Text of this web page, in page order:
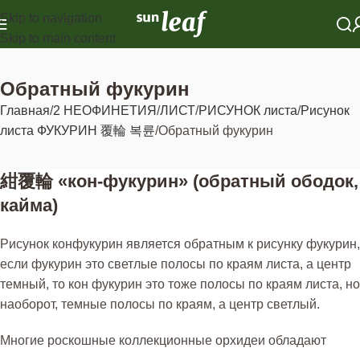
Skip to navigation
Skip to main content
Обратный фукурин
Главная 2 НЕОФИНЕТИЯ ЛИСТ РИСУНОК листа Рисунок
листа ФУКУРИН 覆輪 복륜 Обратный фукурин
紺覆輪 «кон-фукурин» (обратный ободок,
кайма)
Рисунок конфукурин является обратным к рисунку фукурин,
если фукурин это светлые полосы по краям листа, а центр
темный, то кон фукурин это тоже полосы по краям листа, но
наоборот, темные полосы по краям, а центр светлый.
Многие роскошные коллекционные орхидеи обладают